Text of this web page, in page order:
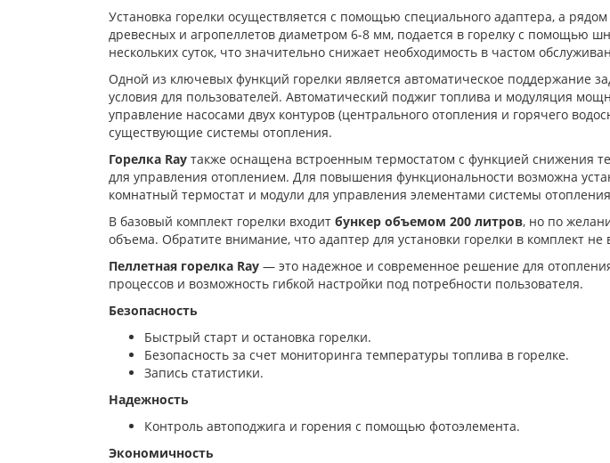
Установка горелки осуществляется с помощью специального адаптера, а
древесных и агропеллетов диаметром 6-8 мм, подается в горелку с помощью
нескольких суток, что значительно снижает необходимость в частом
Одной из ключевых функций горелки является автоматическое поддержание
условия для пользователей. Автоматический поджиг топлива и модуляция
управление насосами двух контуров (центрального отопления и горячего
существующие системы отопления.
Горелка Ray также оснащена встроенным термостатом с функцией снижения
для управления отоплением. Для повышения функциональности возможна
комнатный термостат и модули для управления элементами системы
В базовый комплект горелки входит бункер объемом 200 литров, но по
объема. Обратите внимание, что адаптер для установки горелки в комплект не
Пеллетная горелка Ray — это надежное и современное решение для
процессов и возможность гибкой настройки под потребности пользователя.
Безопасность
Быстрый старт и остановка горелки.
Безопасность за счет мониторинга температуры топлива в горелке.
Запись статистики.
Надежность
Контроль автоподжига и горения с помощью фотоэлемента.
Экономичность